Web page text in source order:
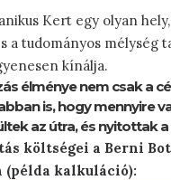
Kert egy olyan
a tudományos mélység
kínálja.
élménye nem csak a
is, hogy mennyire
az útra, és nyitottak
költségei a Berni
(példa kalkuláció):